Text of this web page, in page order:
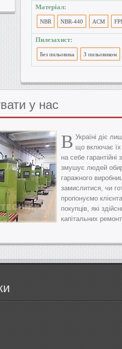
Матеріал:
NBR NBR-440 ACM
Пилезахист:
Без пильовика З пильовиком
у нас
В Україні діє
що включає їх
на себе гарантійні
змушує людей
гаражного
замислитися, чи
пропонуємо
покупців, які
капітальних